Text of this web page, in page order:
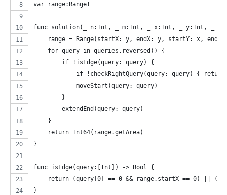
var range:Range!
func solution(_ n:Int, _ m:Int, _ x:Int, _ y:Int, _
range = Range(startX: y, endX: y, startY: x,
    for query in queries.reversed() {
        if !isEdge(query: query) {
if !checkRightQuery(query: query) { return
            moveStart(query: query)
        }
        extendEnd(query: query)
    }
    return Int64(range.getArea)
}
func isEdge(query:[Int]) -> Bool {
return (query[0] == 0 && range.startX == 0) ||
}